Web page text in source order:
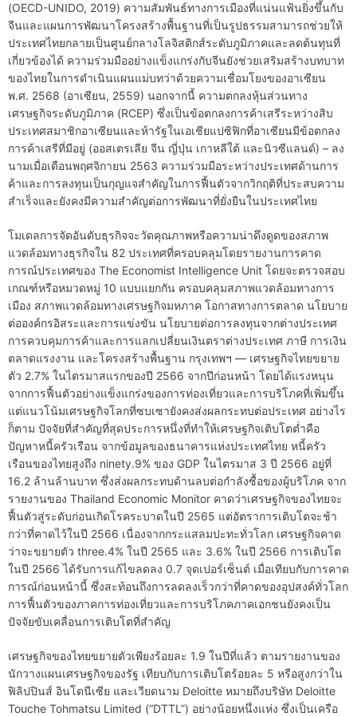
(OECD-UNIDO, 2019) ความสัมพันธ์ทางการเมืองที่แน่นแฟ้นยิ่งขึ้นกับ
จีนและแผนการพัฒนาโครงสร้างพื้นฐานที่เป็นรูปธรรมสามารถช่วยให้
ประเทศไทยกลายเป็นศูนย์กลางโลจิสติกส์ระดับภูมิภาคและลดต้นทุนที่
เกี่ยวข้องได้ ความร่วมมืออย่างแข็งแกร่งกับจีนยังช่วยเสริมสร้างบทบาท
ของไทยในการดำเนินแผนแม่บทว่าด้วยความเชื่อมโยงของอาเซียน
พ.ศ. 2568 (อาเซียน, 2559) นอกจากนี้ ความตกลงหุ้นส่วนทาง
เศรษฐกิจระดับภูมิภาค (RCEP) ซึ่งเป็นข้อตกลงการค้าเสรีระหว่างสิบ
ประเทศสมาชิกอาเซียนและห้ารัฐในเอเชียแปซิฟิกที่อาเซียนมีข้อตกลง
การค้าเสรีที่มีอยู่ (ออสเตรเลีย จีน ญี่ปุ่น เกาหลีใต้ และนิวซีแลนด์) – ลง
นามเมื่อเดือนพฤศจิกายน 2563 ความร่วมมือระหว่างประเทศด้านการ
ค้าและการลงทุนเป็นกุญแจสำคัญในการฟื้นตัวจากวิกฤติที่ประสบความ
สำเร็จและยังคงมีความสำคัญต่อการพัฒนาที่ยั่งยืนในประเทศไทย
โมเดลการจัดอันดับธุรกิจจะวัดคุณภาพหรือความน่าดึงดูดของสภาพ
แวดล้อมทางธุรกิจใน 82 ประเทศที่ครอบคลุมโดยรายงานการคาด
การณ์ประเทศของ The Economist Intelligence Unit โดยจะตรวจสอบ
เกณฑ์หรือหมวดหมู่ 10 แบบแยกกัน ครอบคลุมสภาพแวดล้อมทางการ
เมือง สภาพแวดล้อมทางเศรษฐกิจมหภาค โอกาสทางการตลาด นโยบาย
ต่อองค์กรอิสระและการแข่งขัน นโยบายต่อการลงทุนจากต่างประเทศ
การควบคุมการค้าและการแลกเปลี่ยนเงินตราต่างประเทศ ภาษี การเงิน
ตลาดแรงงาน และโครงสร้างพื้นฐาน กรุงเทพฯ — เศรษฐกิจไทยขยาย
ตัว 2.7% ในไตรมาสแรกของปี 2566 จากปีก่อนหน้า โดยได้แรงหนุน
จากการฟื้นตัวอย่างแข็งแกร่งของการท่องเที่ยวและการบริโภคที่เพิ่มขึ้น
แต่แนวโน้มเศรษฐกิจโลกที่ซบเซายังคงส่งผลกระทบต่อประเทศ อย่างไร
ก็ตาม ปัจจัยที่สำคัญที่สุดประการหนึ่งที่ทำให้เศรษฐกิจเติบโตต่ำคือ
ปัญหาหนี้ครัวเรือน จากข้อมูลของธนาคารแห่งประเทศไทย หนี้ครัว
เรือนของไทยสูงถึง ninety.9% ของ GDP ในไตรมาส 3 ปี 2566 อยู่ที่
16.2 ล้านล้านบาท ซึ่งส่งผลกระทบด้านลบต่อกำลังซื้อของผู้บริโภค จาก
รายงานของ Thailand Economic Monitor คาดว่าเศรษฐกิจของไทยจะ
ฟื้นตัวสู่ระดับก่อนเกิดโรคระบาดในปี 2565 แต่อัตราการเติบโตจะช้า
กว่าที่คาดไว้ในปี 2566 เนื่องจากกระแสลมปะทะทั่วโลก เศรษฐกิจคาด
ว่าจะขยายตัว three.4% ในปี 2565 และ 3.6% ในปี 2566 การเติบโต
ในปี 2566 ได้รับการแก้ไขลดลง 0.7 จุดเปอร์เซ็นต์ เมื่อเทียบกับการคาด
การณ์ก่อนหน้านี้ ซึ่งสะท้อนถึงการลดลงเร็วกว่าที่คาดของอุปสงค์ทั่วโลก
การฟื้นตัวของภาคการท่องเที่ยวและการบริโภคภาคเอกชนยังคงเป็น
ปัจจัยขับเคลื่อนการเติบโตที่สำคัญ
เศรษฐกิจของไทยขยายตัวเพียงร้อยละ 1.9 ในปีที่แล้ว ตามรายงานของ
นักวางแผนเศรษฐกิจของรัฐ เทียบกับการเติบโตร้อยละ 5 หรือสูงกว่าใน
ฟิลิปปินส์ อินโดนีเซีย และเวียดนาม Deloitte หมายถึงบริษัท Deloitte
Touche Tohmatsu Limited (“DTTL”) อย่างน้อยหนึ่งแห่ง ซึ่งเป็นเครือ